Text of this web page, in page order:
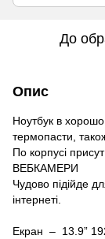
До
Опис
Ноутбук в
термопасти,
По корпусі
ВЕБКАМЕРИ
Чудово підійде
інтернеті.
Екран – 13.9”